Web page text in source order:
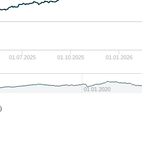
01.07.2025 01.10.2025 01.01.2026
01.01.2020